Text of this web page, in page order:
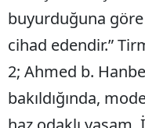
buyurduğuna
cihad edendir.”
2; Ahmed b.
bakıldığında,